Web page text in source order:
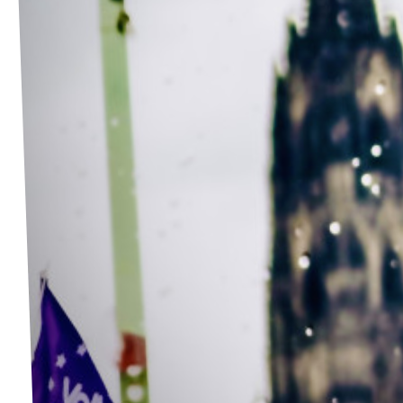
Volt Deutschland Merchandise Shop
Unsere Events
Presse
Mach bei uns mit!
Deine Spende für Volt!
Kontakt
Ratsfraktion Köln